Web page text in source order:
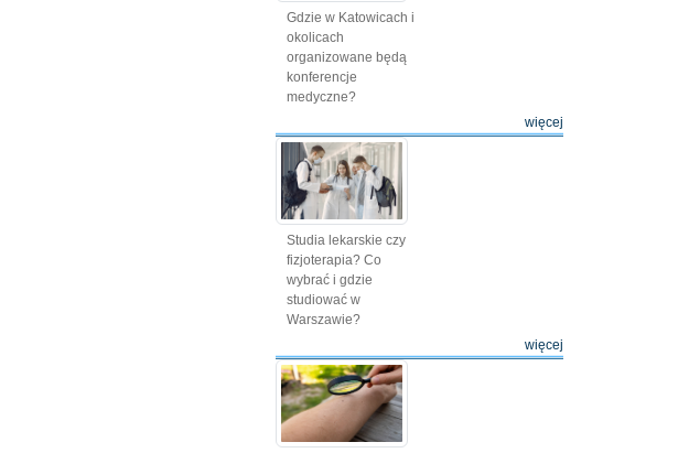
Gdzie w Katowicach i
okolicach
organizowane będą
konferencje
medyczne?
więcej
Studia lekarskie czy
fizjoterapia? Co
wybrać i gdzie
studiować w
Warszawie?
więcej